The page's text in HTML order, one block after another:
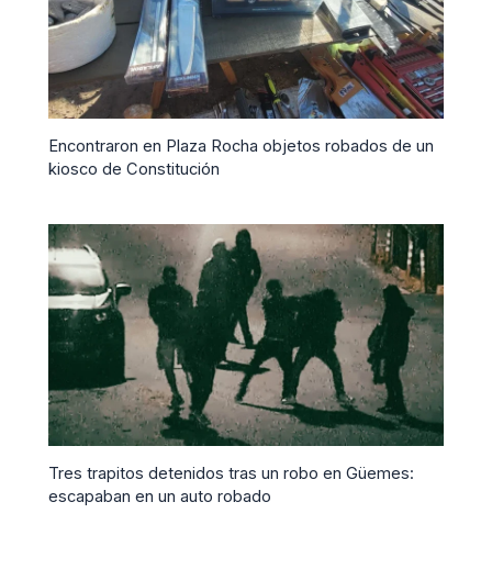
Encontraron en Plaza Rocha objetos robados de un
kiosco de Constitución
Tres trapitos detenidos tras un robo en Güemes:
escapaban en un auto robado